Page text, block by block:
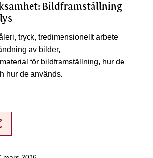
Bildframställning
tryck, tredimensionellt arbete
av bilder,
för bildframställning, hur de
hur de används.